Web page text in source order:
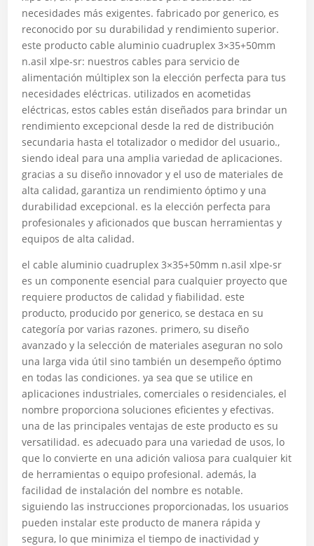
necesidades más exigentes. fabricado por generico, es
reconocido por su durabilidad y rendimiento superior.
este producto cable aluminio cuadruplex 3×35+50mm
n.asil xlpe-sr: nuestros cables para servicio de
alimentación múltiplex son la elección perfecta para tus
necesidades eléctricas. utilizados en acometidas
eléctricas, estos cables están diseñados para brindar un
rendimiento excepcional desde la red de distribución
secundaria hasta el totalizador o medidor del usuario.,
siendo ideal para una amplia variedad de aplicaciones.
gracias a su diseño innovador y el uso de materiales de
alta calidad, garantiza un rendimiento óptimo y una
durabilidad excepcional. es la elección perfecta para
profesionales y aficionados que buscan herramientas y
equipos de alta calidad.
el cable aluminio cuadruplex 3×35+50mm n.asil xlpe-sr
es un componente esencial para cualquier proyecto que
requiere productos de calidad y fiabilidad. este
producto, producido por generico, se destaca en su
categoría por varias razones. primero, su diseño
avanzado y la selección de materiales aseguran no solo
una larga vida útil sino también un desempeño óptimo
en todas las condiciones. ya sea que se utilice en
aplicaciones industriales, comerciales o residenciales, el
nombre proporciona soluciones eficientes y efectivas.
una de las principales ventajas de este producto es su
versatilidad. es adecuado para una variedad de usos, lo
que lo convierte en una adición valiosa para cualquier kit
de herramientas o equipo profesional. además, la
facilidad de instalación del nombre es notable.
siguiendo las instrucciones proporcionadas, los usuarios
pueden instalar este producto de manera rápida y
segura, lo que minimiza el tiempo de inactividad y